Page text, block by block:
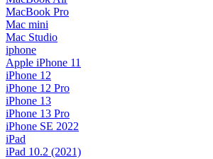
MacBook Pro
Mac mini
Mac Studio
iphone
Apple iPhone 11
iPhone 12
iPhone 12 Pro
iPhone 13
iPhone 13 Pro
iPhone SE 2022
iPad
iPad 10.2 (2021)